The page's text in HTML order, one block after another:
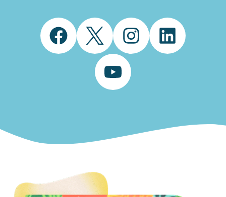
FacebookTwitter InstagramLinkedIn
YouTube